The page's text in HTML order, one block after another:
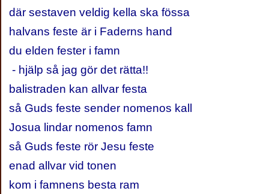
där sestaven veldig kella ska fössa
halvans feste är i Faderns hand
du elden fester i famn
- hjälp så jag gör det rätta!!
balistraden kan allvar festa
så Guds feste sender nomenos kall
Josua lindar nomenos famn
så Guds feste rör Jesu feste
enad allvar vid tonen
kom i famnens besta ram